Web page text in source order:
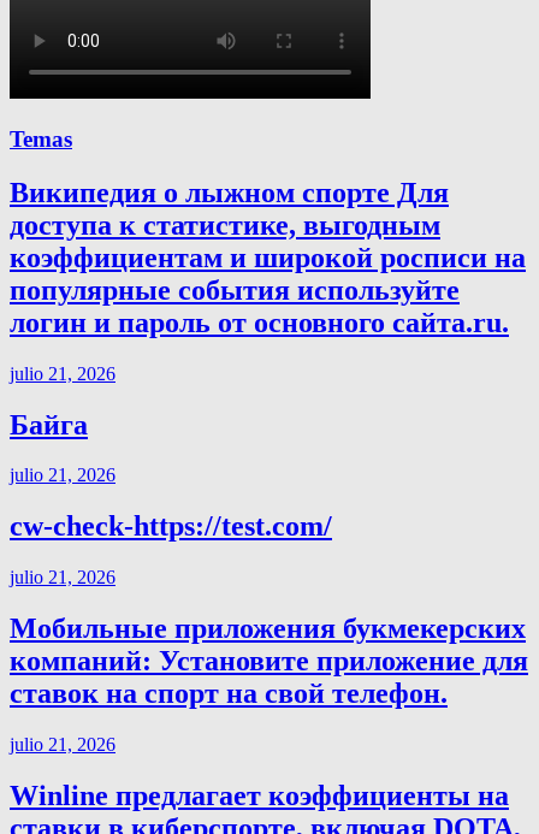
Temas
Википедия о лыжном спорте Для
доступа к статистике, выгодным
коэффициентам и широкой росписи на
популярные события используйте
логин и пароль от основного сайта.ru.
julio 21, 2026
Байга
julio 21, 2026
cw-check-https://test.com/
julio 21, 2026
Мобильные приложения букмекерских
компаний: Установите приложение для
ставок на спорт на свой телефон.
julio 21, 2026
Winline предлагает коэффициенты на